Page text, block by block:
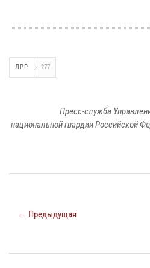
ЛРР 277
Пресс-служба
национальной гвардии Российской
← Предыдущая